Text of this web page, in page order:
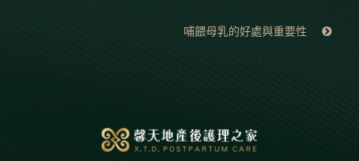
哺餵母乳的好處與重要性